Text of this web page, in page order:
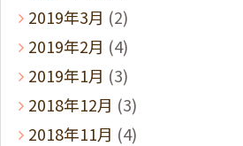
2019年3月 (2)
2019年2月 (4)
2019年1月 (3)
2018年12月 (3)
2018年11月 (4)